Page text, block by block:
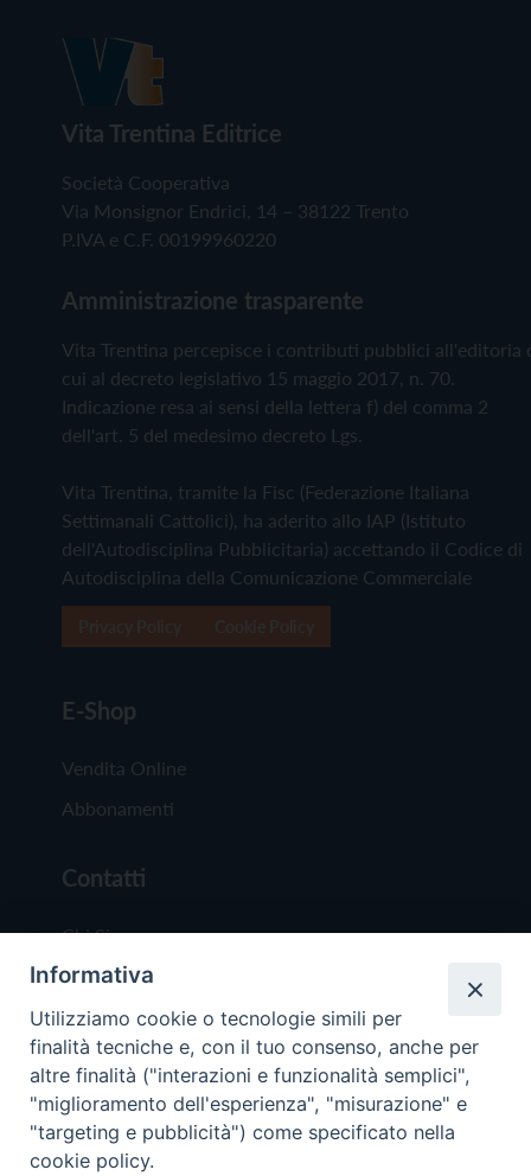
Vita Trentina Editrice
Società Cooperativa
Via Monsignor Endrici, 14 – 38122 Trento
P.IVA e C.F. 00199960220
Amministrazione trasparente
Vita Trentina percepisce i contributi pubblici all'editoria
cui al decreto legislativo 15 maggio 2017, n. 70.
Indicazione resa ai sensi della lettera f) del comma 2
dell'art. 5 del medesimo decreto Lgs.
Vita Trentina, tramite la Fisc (Federazione Italiana
Settimanali Cattolici), ha aderito allo IAP (Istituto
dell'Autodisciplina Pubblicitaria) accettando il Codice di
Autodisciplina della Comunicazione Commerciale
E-Shop
Vendita Online
Abbonamenti
Contatti
Chi Siamo
Redazione
Scrivici
Copyright © 2019 - Tutti i diritti riservati - Vita
Informativa
Utilizziamo cookie o tecnologie simili per
finalità tecniche e, con il tuo consenso, anche per
altre finalità ("interazioni e funzionalità semplici",
"miglioramento dell'esperienza", "misurazione" e
"targeting e pubblicità") come specificato nella
cookie policy.